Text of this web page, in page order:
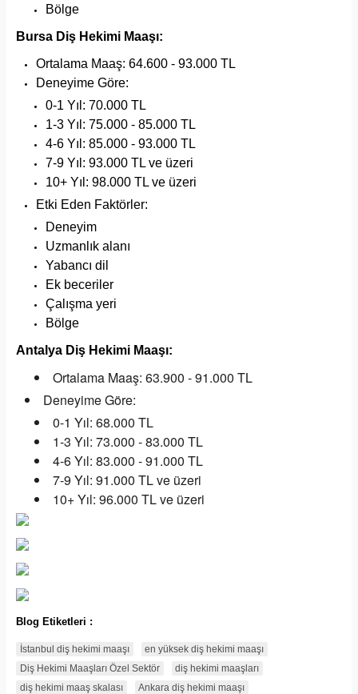
Bölge
Bursa Diş Hekimi Maaşı:
Ortalama Maaş: 64.600 - 93.000 TL
Deneyime Göre:
0-1 Yıl: 70.000 TL
1-3 Yıl: 75.000 - 85.000 TL
4-6 Yıl: 85.000 - 93.000 TL
7-9 Yıl: 93.000 TL ve üzeri
10+ Yıl: 98.000 TL ve üzeri
Etki Eden Faktörler:
Deneyim
Uzmanlık alanı
Yabancı dil
Ek beceriler
Çalışma yeri
Bölge
Antalya Diş Hekimi Maaşı:
Ortalama Maaş: 63.900 - 91.000 TL
Deneyime Göre:
0-1 Yıl: 68.000 TL
1-3 Yıl: 73.000 - 83.000 TL
4-6 Yıl: 83.000 - 91.000 TL
7-9 Yıl: 91.000 TL ve üzeri
10+ Yıl: 96.000 TL ve üzeri
Blog Etiketleri :
İstanbul diş hekimi maaşı
en yüksek diş hekimi maaşı
Diş Hekimi Maaşları Özel Sektör
diş hekimi maaşları
diş hekimi maaş skalası
Ankara diş hekimi maaşı